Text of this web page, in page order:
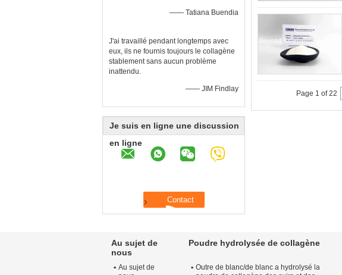
—— Tatiana Buendia
J'ai travaillé pendant longtemps avec
eux, ils ne fournis toujours le collagène
stablement sans aucun problème
inattendu.
—— JIM Findlay
Je suis en ligne une discussion
en ligne
Page 1 of 22
Au sujet de
nous
Au sujet de
Poudre hydrolysée de collagène
Outre de blanc/de blanc a hydrolysé la